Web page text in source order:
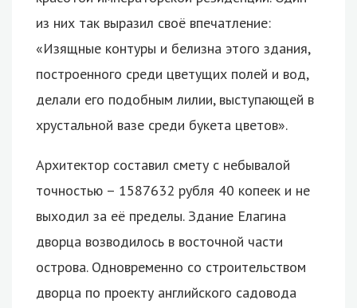
из них так выразил своё впечатление:
«Изящные контуры и белизна этого здания,
построенного среди цветущих полей и вод,
делали его подобным лилии, выступающей в
хрустальной вазе среди букета цветов».
Архитектор составил смету с небывалой
точностью – 1587632 рубля 40 копеек и не
выходил за её пределы. Здание Елагина
дворца возводилось в восточной части
острова. Одновременно со строительством
дворца по проекту английского садовода